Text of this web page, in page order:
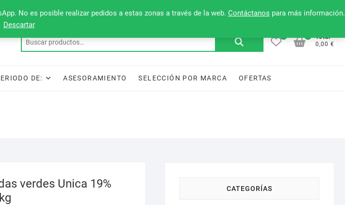
No es posible realizar pedidos a estas zonas a través de la web. Contáctanos para más información.
Descartar
Mi cuenta Lista de deseos
Buscar
Total
0,00 €
DE: ASESORAMIENTO SELECCIÓN POR MARCA OFERTAS
verdes Unica 19%
CATEGORÍAS